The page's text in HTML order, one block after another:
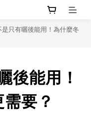
是只有曬後能用！為什麼冬
後能用！
要？